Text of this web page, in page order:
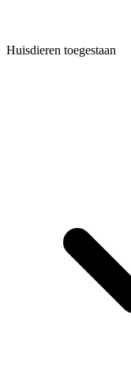
Huisdieren toegestaan